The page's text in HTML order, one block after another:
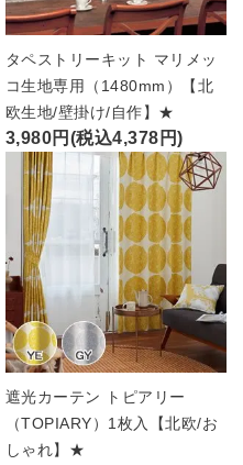
タペストリーキット マリメッ
コ生地専用（1480mm）【北
欧生地/壁掛け/自作】★
3,980円(税込4,378円)
遮光カーテン トピアリー
（TOPIARY）1枚入【北欧/お
しゃれ】★